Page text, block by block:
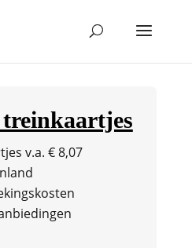
treinkaartjes
v.a. € 8,07